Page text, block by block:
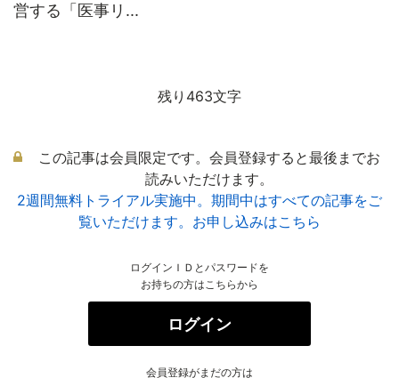
営する「医事リ...
残り463文字
この記事は会員限定です。会員登録すると最後までお
読みいただけます。
2週間無料トライアル実施中。期間中はすべての記事をご
覧いただけます。お申し込みはこちら
ログインＩＤとパスワードを
お持ちの方はこちらから
ログイン
会員登録がまだの方は